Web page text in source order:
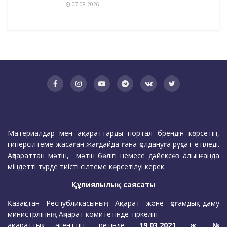
07.08.2026
Материалдар мен ақпараттарды портал брендін көрсетіп,
гиперсілтеме жасаған жағдайда ғана қолдануға рұқсат етіледі.
Ақпараттан мәтін, мәтін бөлігі немесе дәйексөз алынғанда
міндетті түрде тиісті сілтеме көрсетілуі керек.
Құпиялылық саясаты
Қазақстан Республикасының Ақпарат және қоғамдық даму
министрлігінің Ақпарат комитетінде тіркеліп